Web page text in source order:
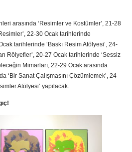
arasında ‘Resimler ve Kostümler’, 21-28
22-30 Ocak tarihlerinde
tarihlerinde ‘Baskı Resim Atölyesi’, 24-
Rölyefler’, 20-27 Ocak tarihlerinde ‘Sessiz
Mimarları, 22-29 Ocak arasında
‘Bir Sanat Çalışmasını Çözümlemek’, 24-
Atölyesi’ yapılacak.